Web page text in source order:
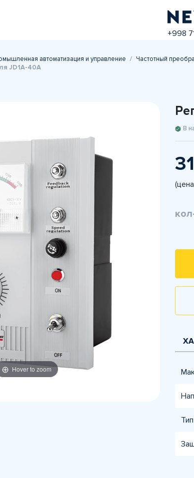
+998
автоматизация и управление Частотный
JD1A-40A
Hover to zoom
В